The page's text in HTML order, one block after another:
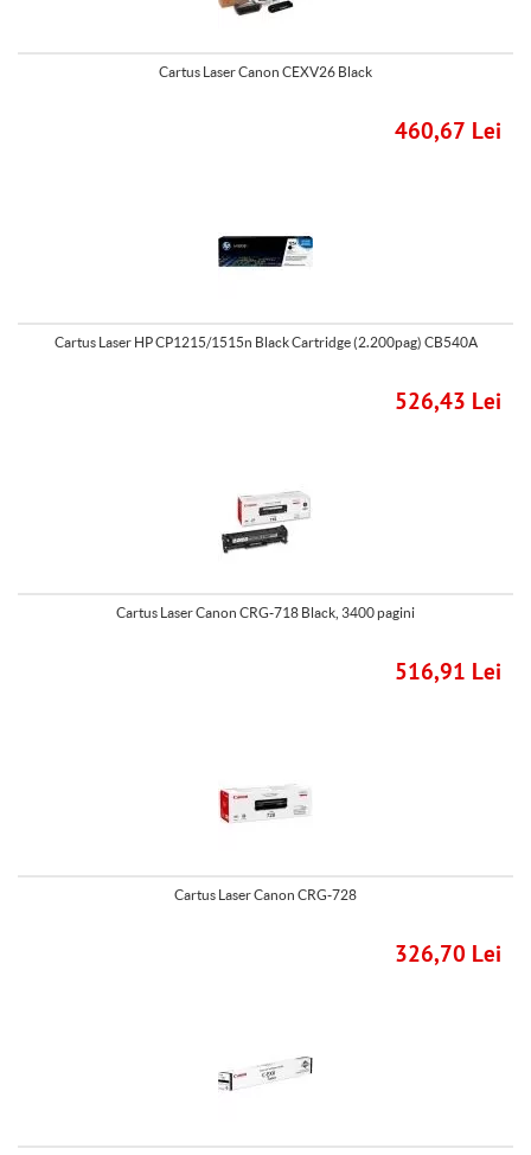
Cartus Laser Canon CEXV26 Black
460,67 Lei
Cartus Laser HP CP1215/1515n Black Cartridge (2.200pag) CB540A
526,43 Lei
Cartus Laser Canon CRG-718 Black, 3400 pagini
516,91 Lei
Cartus Laser Canon CRG-728
326,70 Lei